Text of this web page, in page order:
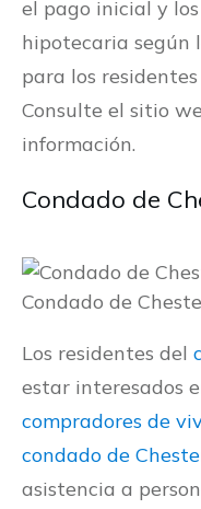
el pago inicial y
hipotecaria según
para los
Consulte el sitio
información.
Condado de
Condado de
Los residentes del c
estar interesados
compradores de
condado de
asistencia a